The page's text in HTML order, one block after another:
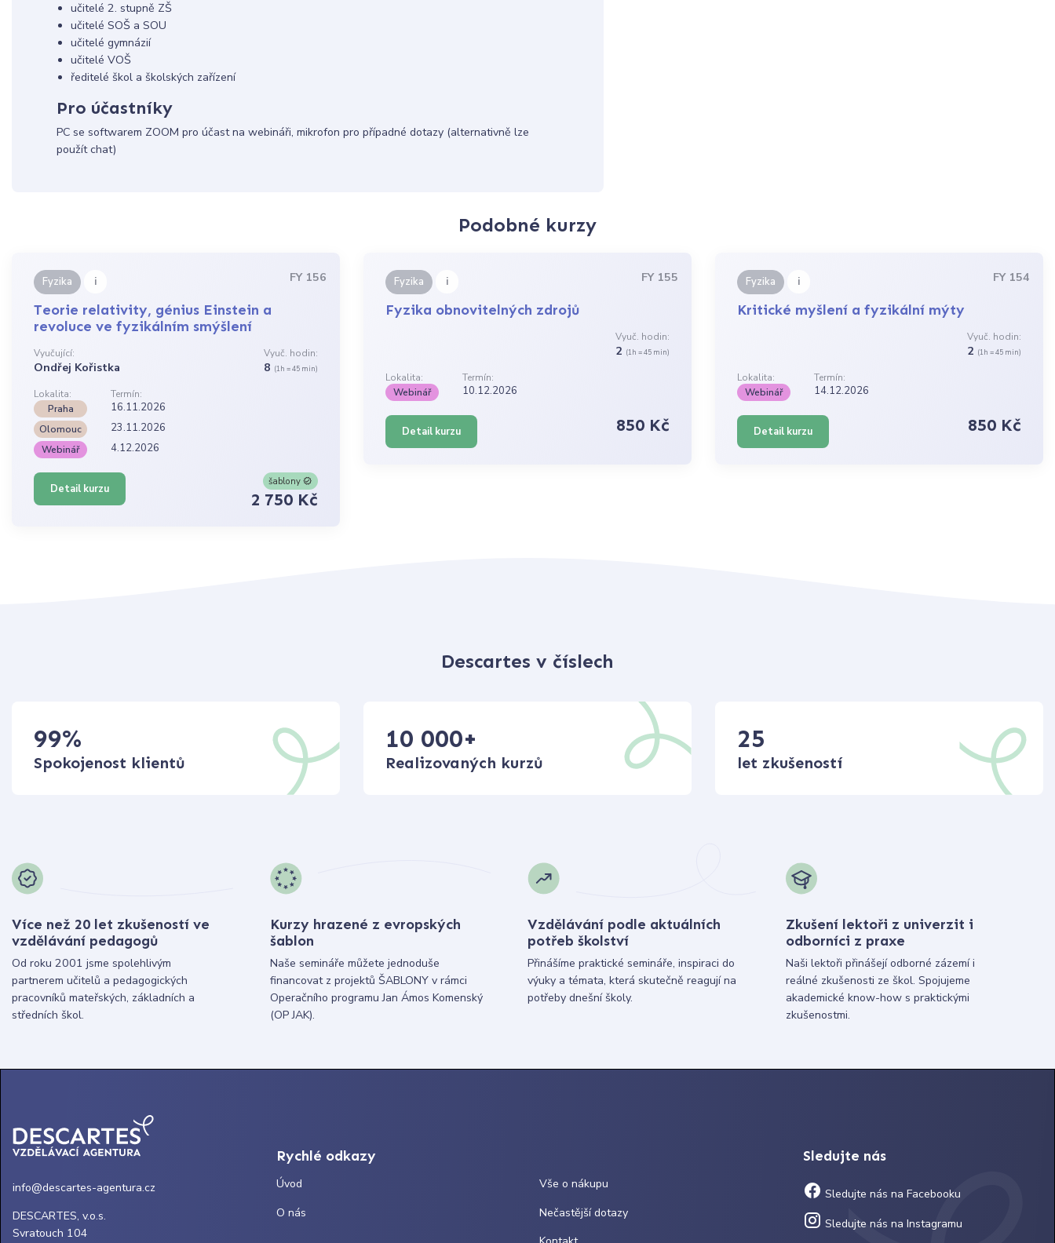
učitelé 2. stupně ZŠ
učitelé SOŠ a SOU
učitelé gymnázií
učitelé VOŠ
ředitelé škol a školských zařízení
Pro účastníky
PC se softwarem ZOOM pro účast na webináři, mikrofon pro případné dotazy (alternativně lze
použít chat)
Podobné kurzy
Fyzika i FY 156
Teorie relativity, génius Einstein a
revoluce ve fyzikálním smýšlení
Vyučující:
Ondřej Kořistka
Vyuč. hodin:
8 (1h = 45 min)
Lokalita:
Termín:
Praha
16.11.2026
Olomouc 23.11.2026
Webinář 4.12.2026
Detail kurzu
šablony
2 750 Kč
Fyzika i FY 155
Fyzika obnovitelných zdrojů
Vyuč. hodin:
2 (1h = 45 min)
Lokalita:
Termín:
Webinář
10.12.2026
Detail kurzu 850 Kč
Fyzika i FY 154
Kritické myšlení a fyzikální mýty
Vyuč. hodin:
2 (1h = 45 min)
Lokalita:
Termín:
Webinář
14.12.2026
Detail kurzu 850 Kč
Descartes v číslech
99%
Spokojenost klientů
10 000+
Realizovaných kurzů
25
let zkušeností
Více než 20 let zkušeností ve
vzdělávání pedagogů
Od roku 2001 jsme spolehlivým
partnerem učitelů a pedagogických
pracovníků mateřských, základních a
středních škol.
Kurzy hrazené z evropských
šablon
Naše semináře můžete jednoduše
financovat z projektů ŠABLONY v rámci
Operačního programu Jan Ámos Komenský
(OP JAK).
Vzdělávání podle aktuálních
potřeb školství
Přinášíme praktické semináře, inspiraci do
výuky a témata, která skutečně reagují na
potřeby dnešní školy.
Zkušení lektoři z univerzit i
odborníci z praxe
Naši lektoři přinášejí odborné zázemí i
reálné zkušenosti ze škol. Spojujeme
akademické know-how s praktickými
zkušenostmi.
info@descartes-agentura.cz
DESCARTES, v.o.s.
Svratouch 104
Rychlé odkazy
Úvod
O nás
Vše o nákupu
Nečastější dotazy
Sledujte nás
Sledujte nás na Facebooku
Sledujte nás na Instagramu